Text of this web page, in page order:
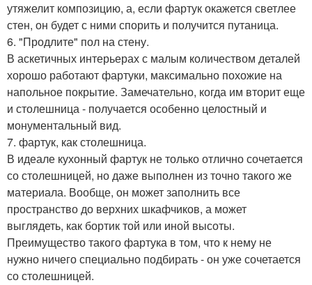
утяжелит композицию, а, если фартук окажется светлее
стен, он будет с ними спорить и получится путаница.
6. "Продлите" пол на стену.
В аскетичных интерьерах с малым количеством деталей
хорошо работают фартуки, максимально похожие на
напольное покрытие. Замечательно, когда им вторит еще
и столешница - получается особенно целостный и
монументальный вид.
7. фартук, как столешница.
В идеале кухонный фартук не только отлично сочетается
со столешницей, но даже выполнен из точно такого же
материала. Вообще, он может заполнить все
пространство до верхних шкафчиков, а может
выглядеть, как бортик той или иной высоты.
Преимущество такого фартука в том, что к нему не
нужно ничего специально подбирать - он уже сочетается
со столешницей.